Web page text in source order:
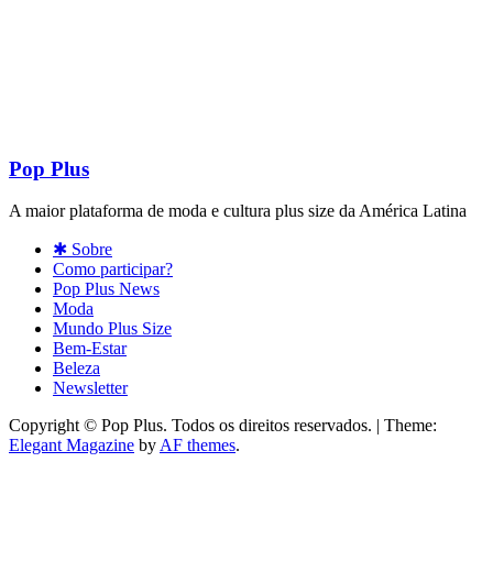
Pop Plus
A maior plataforma de moda e cultura plus size da América Latina
✱ Sobre
Como participar?
Pop Plus News
Moda
Mundo Plus Size
Bem-Estar
Beleza
Newsletter
Copyright © Pop Plus. Todos os direitos reservados. | Theme:
Elegant Magazine by AF themes.